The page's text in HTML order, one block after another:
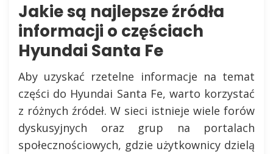
Jakie są najlepsze źródła
informacji o częściach
Hyundai Santa Fe
Aby uzyskać rzetelne informacje na temat
części do Hyundai Santa Fe, warto korzystać
z różnych źródeł. W sieci istnieje wiele forów
dyskusyjnych oraz grup na portalach
społecznościowych, gdzie użytkownicy dzielą